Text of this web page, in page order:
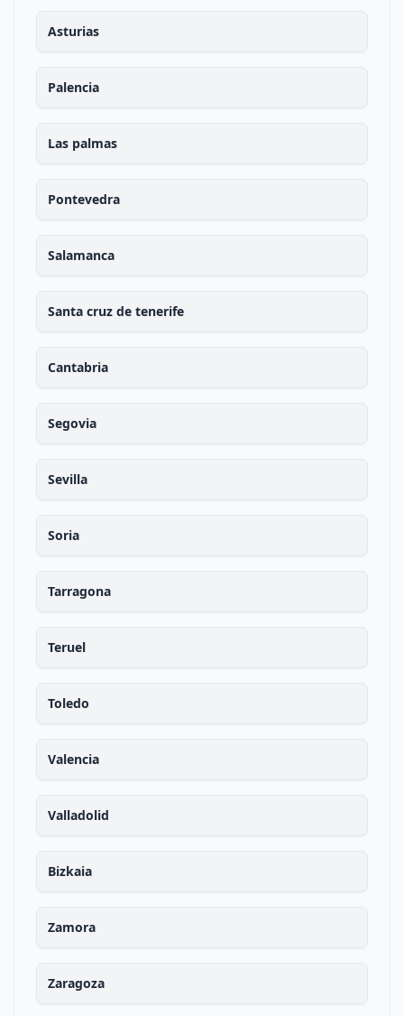
Asturias
Palencia
Las palmas
Pontevedra
Salamanca
Santa cruz de tenerife
Cantabria
Segovia
Sevilla
Soria
Tarragona
Teruel
Toledo
Valencia
Valladolid
Bizkaia
Zamora
Zaragoza